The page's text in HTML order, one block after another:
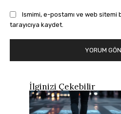
Ismimi, e-postamı ve web sitemi
tarayıcıya kaydet.
İlginizi Çekebilir